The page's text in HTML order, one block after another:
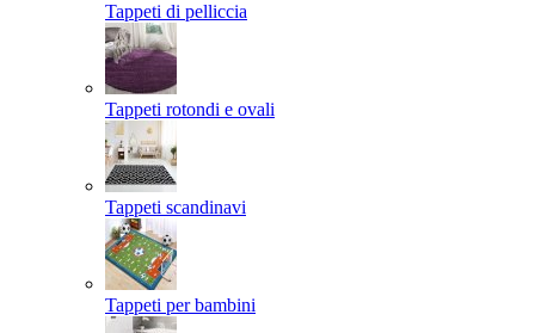
Tappeti di pelliccia
Tappeti rotondi e ovali
Tappeti scandinavi
Tappeti per bambini